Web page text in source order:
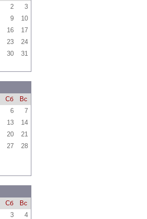
2
3
9
10
16
17
23
24
30 31
Сб
Вс
6
7
13
14
20
21
27
28
Сб
Вс
3
4